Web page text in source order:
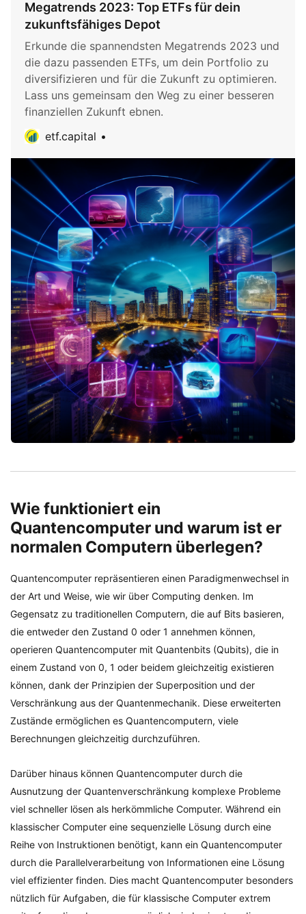
Megatrends 2023: Top ETFs für dein
zukunftsfähiges Depot
Erkunde die spannendsten Megatrends 2023 und
die dazu passenden ETFs, um dein Portfolio zu
diversifizieren und für die Zukunft zu optimieren.
Lass uns gemeinsam den Weg zu einer besseren
finanziellen Zukunft ebnen.
etf.capital
Wie funktioniert ein
Quantencomputer und warum ist er
normalen Computern überlegen?
Quantencomputer repräsentieren einen Paradigmenwechsel in
der Art und Weise, wie wir über Computing denken. Im
Gegensatz zu traditionellen Computern, die auf Bits basieren,
die entweder den Zustand 0 oder 1 annehmen können,
operieren Quantencomputer mit Quantenbits (Qubits), die in
einem Zustand von 0, 1 oder beidem gleichzeitig existieren
können, dank der Prinzipien der Superposition und der
Verschränkung aus der Quantenmechanik. Diese erweiterten
Zustände ermöglichen es Quantencomputern, viele
Berechnungen gleichzeitig durchzuführen.
Darüber hinaus können Quantencomputer durch die
Ausnutzung der Quantenverschränkung komplexe Probleme
viel schneller lösen als herkömmliche Computer. Während ein
klassischer Computer eine sequenzielle Lösung durch eine
Reihe von Instruktionen benötigt, kann ein Quantencomputer
durch die Parallelverarbeitung von Informationen eine Lösung
viel effizienter finden. Dies macht Quantencomputer besonders
nützlich für Aufgaben, die für klassische Computer extrem